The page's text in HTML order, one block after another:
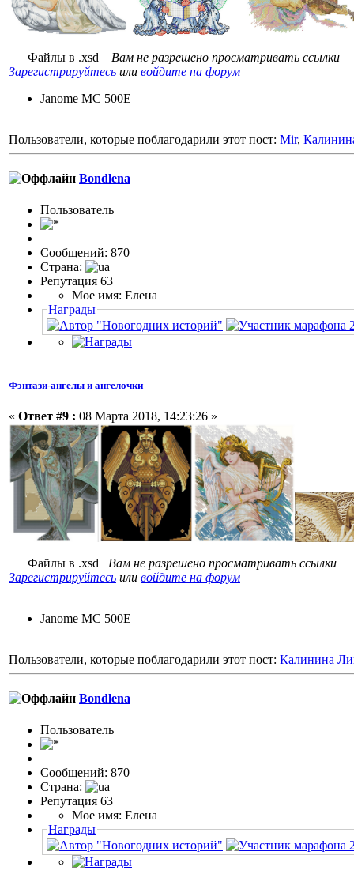
Файлы в .xsd Вам не разрешено просматривать ссылки
Зарегистрируйтесь или войдите на форум
Janome MC 500E
Пользователи, которые поблагодарили этот пост: Mir,
Bondlena
Пользовaтeль
Сообщений: 870
Страна:
Репутация 63
Мое имя: Елена
Награды
Фэнтази-ангелы и ангелочки
« Ответ #9 : 08 Марта 2018, 14:23:26 »
Файлы в .xsd Вам не разрешено просматривать ссылки
Зарегистрируйтесь или войдите на форум
Janome MC 500E
Пользователи, которые поблагодарили этот пост: Калинина
Bondlena
Пользовaтeль
Сообщений: 870
Страна:
Репутация 63
Мое имя: Елена
Награды